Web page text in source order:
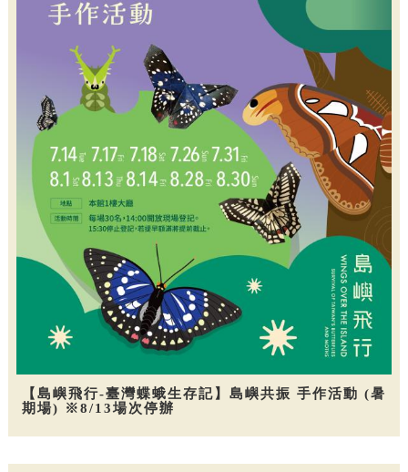
【島嶼飛行-臺灣蝶蛾生存記】島嶼共振 手作活動 (暑
期場) ※8/13場次停辦